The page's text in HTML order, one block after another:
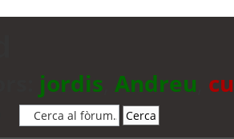
jordis Andreu